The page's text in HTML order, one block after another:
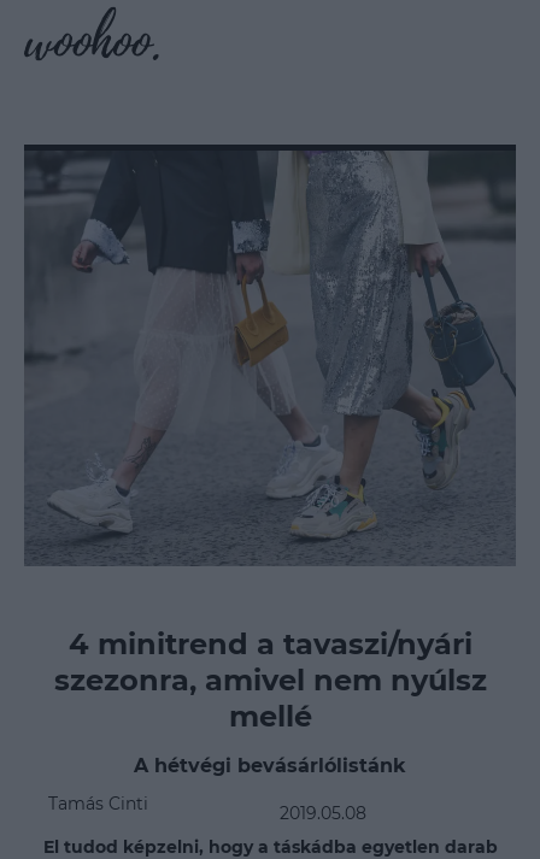
4 minitrend a tavaszi/nyári
szezonra, amivel nem nyúlsz
mellé
A hétvégi bevásárlólistánk
Tamás Cinti
2019.05.08
El tudod képzelni, hogy a táskádba egyetlen darab